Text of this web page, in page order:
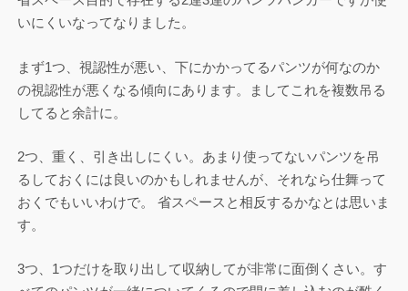
いにくいなってなりました。
まず1つ、視認性が悪い、下にかかってるパンツが何なのか
の視認性が悪くなる傾向にあります。ましてこれを複数吊る
してると余計に。
2つ、重く、引き出しにくい。あまり使ってないパンツを吊
るしておくには良いのかもしれませんが、それなら仕舞って
おくでもいいわけで。 省スペースと相反するかなとは思いま
す。
3つ、1つだけを取り出して収納してが非常に面倒くさい。す